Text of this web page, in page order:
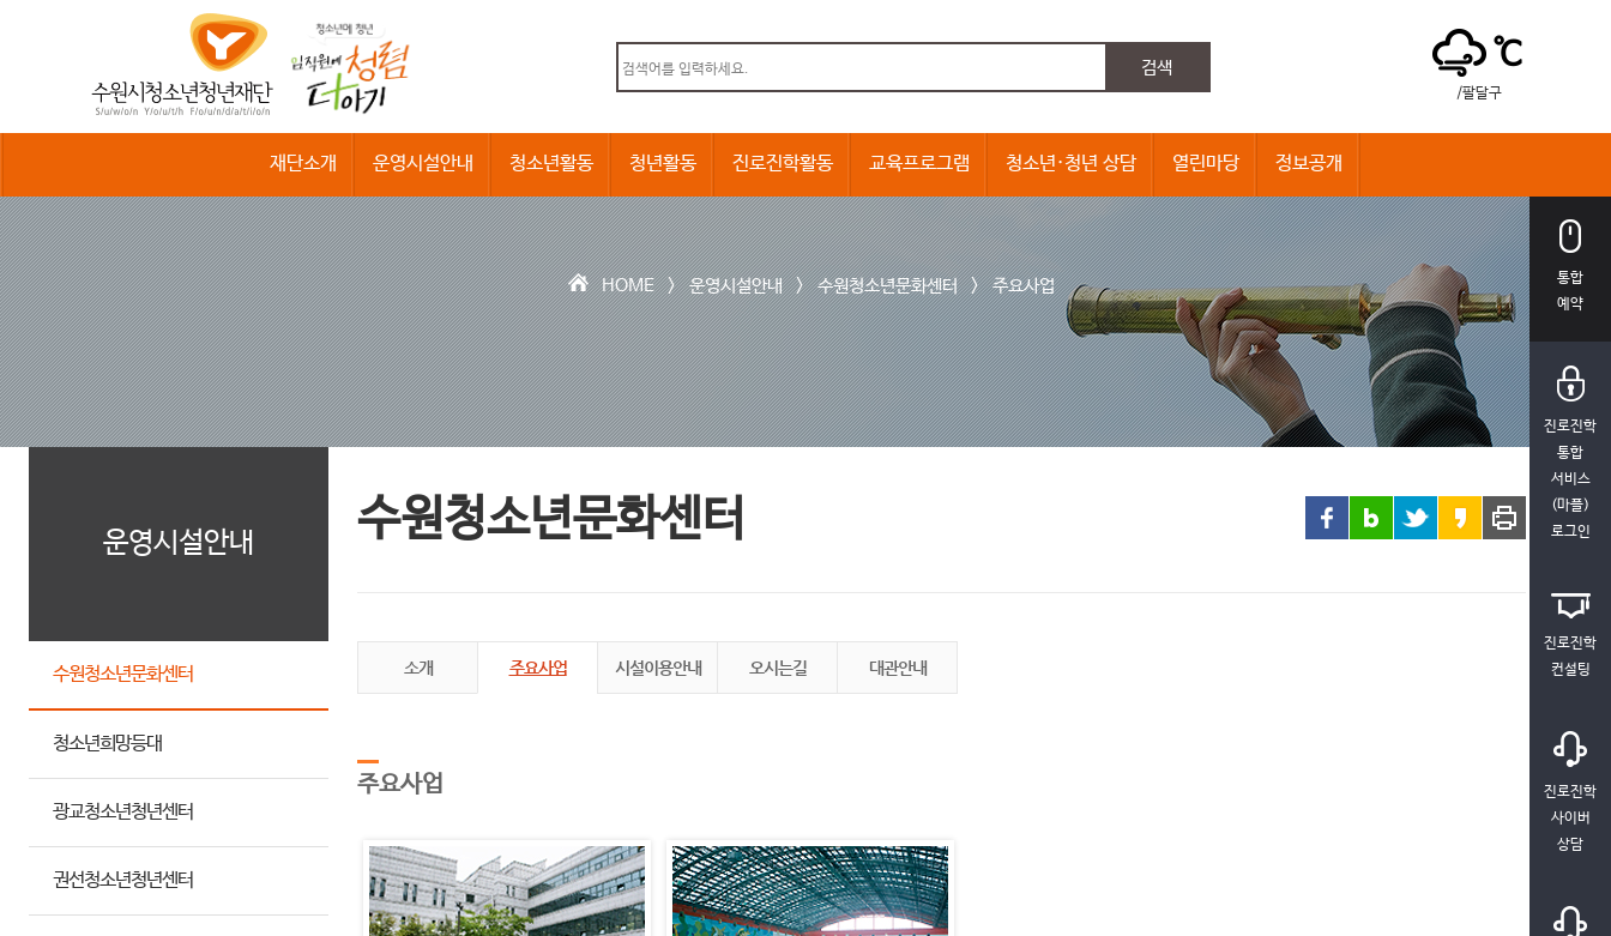
청
소
년
년
재
단
℃
/팔달구
재단소개 운영시설안내 청소년활동 청년활동 진로진학활동 교육프로그램 청소년·청년 상담 열린마당 정보공개
HOME >운영시설안내>수원청소년문화센터>주요사업
운영시설안내
수원청소년문화센터
청소년희망등대
광교청소년청년센터
권선청소년청년센터
수원청소년문화센터
소개 주요사업 시설이용안내 오시는길 대관안내
주요사업
통합
예약
진로진학
통합
서비스
(마플)
로그인
진로진학
컨설팅
진로진학
사이버
상담